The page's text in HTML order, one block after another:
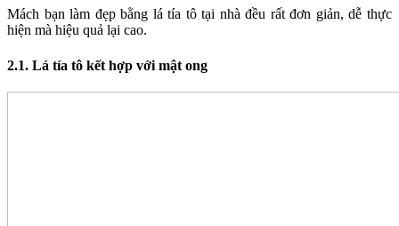
Mách bạn làm đẹp bằng lá tía tô tại nhà đều rất đơn giản, dễ thực
hiện mà hiệu quả lại cao.
2.1. Lá tía tô kết hợp với mật ong